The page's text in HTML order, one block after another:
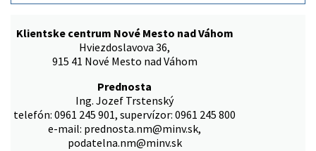
Klientske centrum Nové Mesto nad Váhom
Hviezdoslavova 36,
915 41 Nové Mesto nad Váhom
Prednosta
Ing. Jozef Trstenský
telefón: 0961 245 901, supervízor: 0961 245 800
e-mail: prednosta.nm@minv.sk,
podatelna.nm@minv.sk